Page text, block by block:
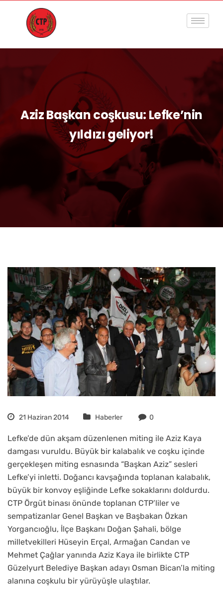
Aziz Başkan coşkusu: Lefke’nin
yıldızı geliyor!
21 Haziran 2014 Haberler 0
Lefke’de dün akşam düzenlenen miting ile Aziz Kaya
damgası vuruldu. Büyük bir kalabalık ve coşku içinde
gerçekleşen miting esnasında “Başkan Aziz” sesleri
Lefke’yi inletti. Doğancı kavşağında toplanan kalabalık,
büyük bir konvoy eşliğinde Lefke sokaklarını doldurdu.
CTP Örgüt binası önünde toplanan CTP’liler ve
sempatizanlar Genel Başkan ve Başbakan Özkan
Yorgancıoğlu, İlçe Başkanı Doğan Şahali, bölge
milletvekilleri Hüseyin Erçal, Armağan Candan ve
Mehmet Çağlar yanında Aziz Kaya ile birlikte CTP
Güzelyurt Belediye Başkan adayı Osman Bican’la miting
alanına coşkulu bir yürüyüşle ulaştılar.